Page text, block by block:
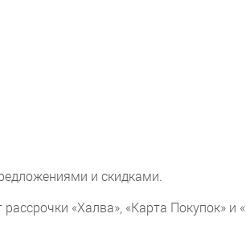
и скидками.
«Халва», «Карта Покупок» и